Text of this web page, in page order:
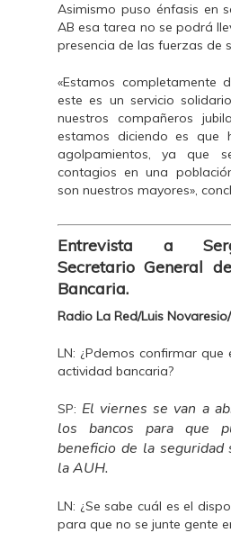
Asimismo puso énfasis en
AB esa tarea no se podrá
presencia de las fuerzas de
«Estamos completamente
este es un servicio
nuestros compañeros
estamos diciendo es que
agolpamientos, ya que
contagios en una
son nuestros mayores»,
Entrevista a
Secretario General
Bancaria.
Radio La Red/Luis
LN: ¿Pdemos confirmar
actividad bancaria?
SP: El viernes se van a
los bancos para que
beneficio de la seguridad
la AUH.
LN: ¿Se sabe cuál es el
para que no se junte gente